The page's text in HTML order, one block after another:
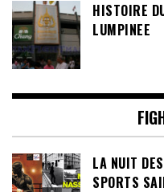
HISTOIRE
LUMPINEE
LA NUIT
SPORTS